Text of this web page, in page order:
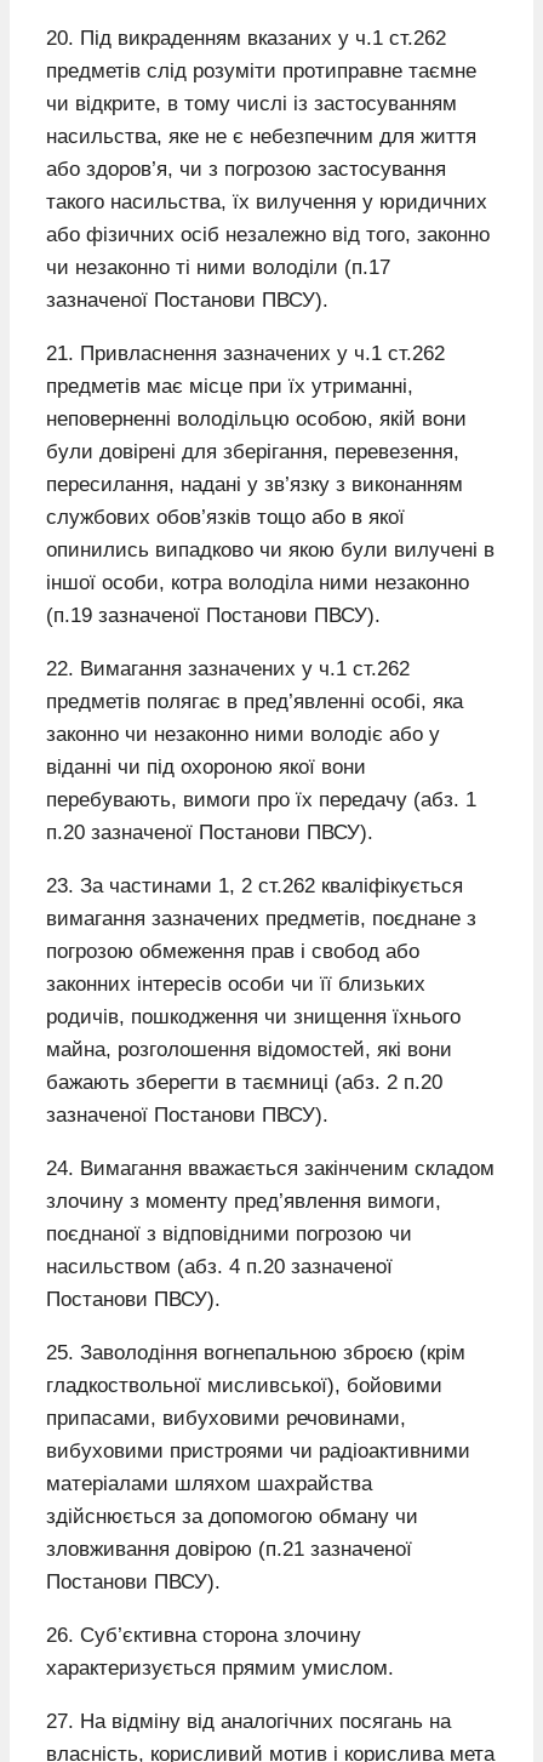
20. Під викраденням вказаних у ч.1 ст.262
предметів слід розуміти протиправне таємне
чи відкрите, в тому числі із застосуванням
насильства, яке не є небезпечним для життя
або здоров’я, чи з погрозою застосування
такого насильства, їх вилучення у юридичних
або фізичних осіб незалежно від того, законно
чи незаконно ті ними володіли (п.17
зазначеної Постанови ПВСУ).
21. Привласнення зазначених у ч.1 ст.262
предметів має місце при їх утриманні,
неповерненні володільцю особою, якій вони
були довірені для зберігання, перевезення,
пересилання, надані у зв’язку з виконанням
службових обов’язків тощо або в якої
опинились випадково чи якою були вилучені в
іншої особи, котра володіла ними незаконно
(п.19 зазначеної Постанови ПВСУ).
22. Вимагання зазначених у ч.1 ст.262
предметів полягає в пред’явленні особі, яка
законно чи незаконно ними володіє або у
віданні чи під охороною якої вони
перебувають, вимоги про їх передачу (абз. 1
п.20 зазначеної Постанови ПВСУ).
23. За частинами 1, 2 ст.262 кваліфікується
вимагання зазначених предметів, поєднане з
погрозою обмеження прав і свобод або
законних інтересів особи чи її близьких
родичів, пошкодження чи знищення їхнього
майна, розголошення відомостей, які вони
бажають зберегти в таємниці (абз. 2 п.20
зазначеної Постанови ПВСУ).
24. Вимагання вважається закінченим складом
злочину з моменту пред’явлення вимоги,
поєднаної з відповідними погрозою чи
насильством (абз. 4 п.20 зазначеної
Постанови ПВСУ).
25. Заволодіння вогнепальною зброєю (крім
гладкоствольної мисливської), бойовими
припасами, вибуховими речовинами,
вибуховими пристроями чи радіоактивними
матеріалами шляхом шахрайства
здійснюється за допомогою обману чи
зловживання довірою (п.21 зазначеної
Постанови ПВСУ).
26. Суб’єктивна сторона злочину
характеризується прямим умислом.
27. На відміну від аналогічних посягань на
власність, корисливий мотив і корислива мета